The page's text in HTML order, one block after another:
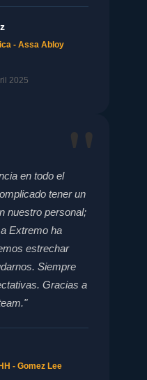
- Assa Abloy
2025
en todo el
tener un
nuestro personal;
Extremo ha
estrechar
Siempre
Gracias a
- Gomez Lee